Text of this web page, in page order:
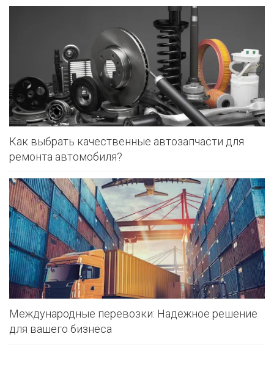
Как выбрать качественные автозапчасти для
ремонта автомобиля?
Международные перевозки: Надежное решение
для вашего бизнеса